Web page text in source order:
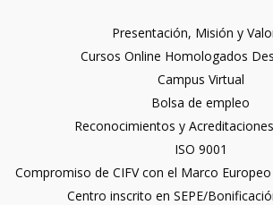
Presentación, Misión y
Cursos Online Homologados
Campus Virtual
Bolsa de empleo
Reconocimientos y
ISO 9001
Compromiso de CIFV con el Marco Europeo
Centro inscrito en SEPE/